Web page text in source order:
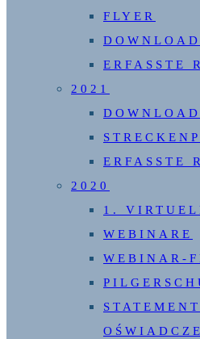
FLYER
ERFASSTE
2021
ERFASSTE
2020
1.
WEBINARE
WEBINAR-